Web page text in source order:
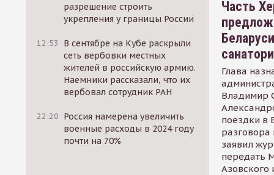
разрешение строить
укрепления у границы России
12:53
В сентябре на Кубе раскрыли
сеть вербовки местных
жителей в российскую армию.
Наемники рассказали, что их
вербовал сотрудник РАН
22:20 Россия намерена увеличить
военные расходы в 2024 году
почти на 70%
Часть
Глава
Владимир
поездки в
разговора
заявил
передать
Азовского